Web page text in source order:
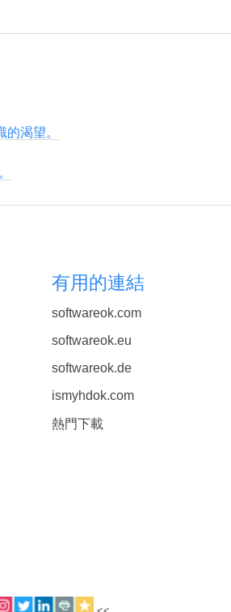
渴望。
有用的連結
softwareok.com
softwareok.eu
softwareok.de
ismyhdok.com
熱門下載